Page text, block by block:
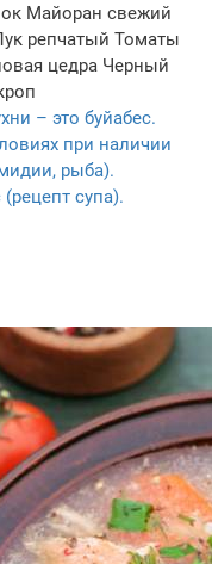
Майоран свежий
репчатый Томаты
цедра Черный
– это буйабес.
при наличии
рыба).
супа).